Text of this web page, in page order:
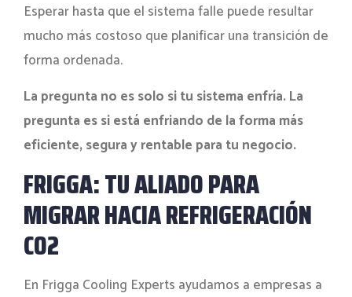
Esperar hasta que el sistema falle puede resultar
mucho más costoso que planificar una transición de
forma ordenada.
La pregunta no es solo si tu sistema enfría. La
pregunta es si está enfriando de la forma más
eficiente, segura y rentable para tu negocio.
FRIGGA: TU ALIADO PARA
MIGRAR HACIA REFRIGERACIÓN
CO2
En Frigga Cooling Experts ayudamos a empresas a